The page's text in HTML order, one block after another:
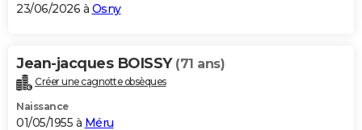
23/06/2026 à Osny
Jean-jacques BOISSY (71 ans)
Créer une cagnotte obsèques
Naissance
01/05/1955 à Méru